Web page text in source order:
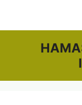
content